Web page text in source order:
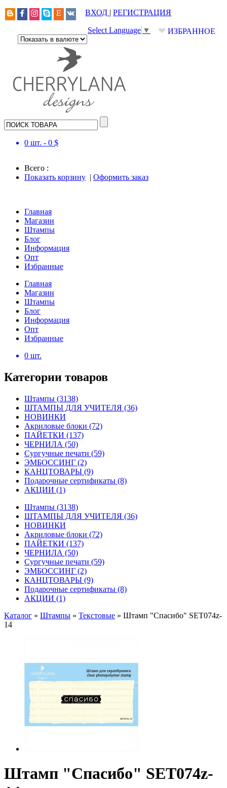
ВХОД | РЕГИСТРАЦИЯ
❤ ИЗБРАННОЕ
Select Language ▼
0 шт. - 0 $
Всего :
Показать корзину | Оформить заказ
Главная
Магазин
Штампы
Блог
Информация
Опт
Избранные
Главная
Магазин
Штампы
Блог
Информация
Опт
Избранные
0 шт.
Категории товаров
Штампы (3138)
ШТАМПЫ ДЛЯ УЧИТЕЛЯ (36)
НОВИНКИ
Акриловые блоки (72)
ПАЙЕТКИ (137)
ЧЕРНИЛА (50)
Сургучные печати (59)
ЭМБОССИНГ (2)
КАНЦТОВАРЫ (9)
Подарочные сертификаты (8)
АКЦИИ (1)
Штампы (3138)
ШТАМПЫ ДЛЯ УЧИТЕЛЯ (36)
НОВИНКИ
Акриловые блоки (72)
ПАЙЕТКИ (137)
ЧЕРНИЛА (50)
Сургучные печати (59)
ЭМБОССИНГ (2)
КАНЦТОВАРЫ (9)
Подарочные сертификаты (8)
АКЦИИ (1)
Каталог » Штампы » Текстовые » Штамп "Спасибо" SET074z-
14
Штамп "Спасибо" SET074z-